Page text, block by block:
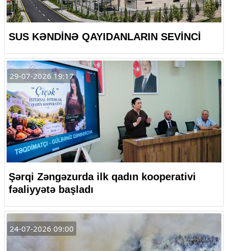
SUS KƏNDİNƏ QAYIDANLARIN SEVİNCİ
29-07-2026 19:17
Şərqi Zəngəzurda ilk qadın kooperativi
fəaliyyətə başladı
24-07-2026 09:00